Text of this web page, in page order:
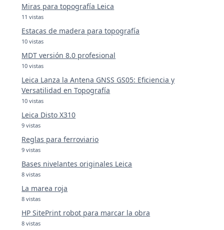
Miras para topografía Leica
11 vistas
Estacas de madera para topografía
10 vistas
MDT versión 8.0 profesional
10 vistas
Leica Lanza la Antena GNSS GS05: Eficiencia y
Versatilidad en Topografía
10 vistas
Leica Disto X310
9 vistas
Reglas para ferroviario
9 vistas
Bases nivelantes originales Leica
8 vistas
La marea roja
8 vistas
HP SitePrint robot para marcar la obra
8 vistas